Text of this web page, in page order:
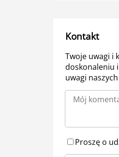
Kontakt
Twoje uwagi i
doskonaleniu
uwagi
Proszę o